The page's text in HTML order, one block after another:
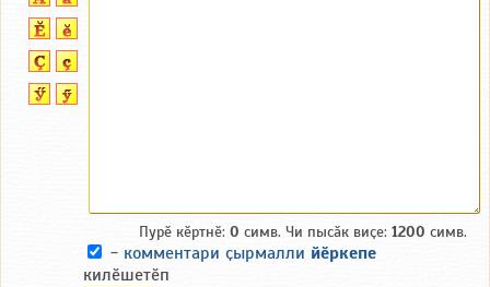
Пурӗ кӗртнӗ: 0 симв. Чи пысӑк виҫе: 1200 симв.
- комментари ҫырмалли йӗркепе
килӗшетӗп